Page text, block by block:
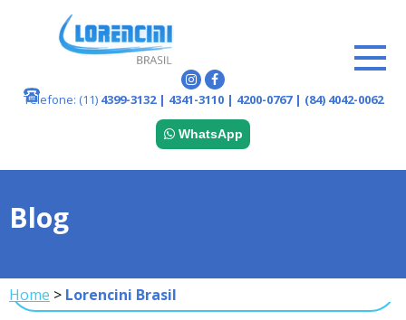
Telefone: (11) 4399-3132 | 4341-3110 | 4200-0767 | (84) 4042-0062
WhatsApp
Blog
Home > Lorencini Brasil